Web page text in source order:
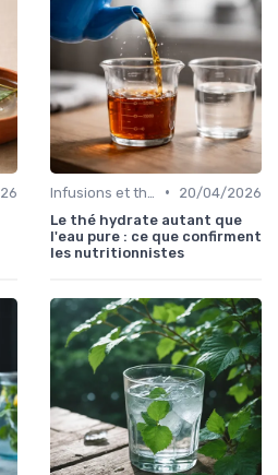
•
20/04/2026
Le thé hydrate autant que
l'eau pure : ce que confirment
les nutritionnistes